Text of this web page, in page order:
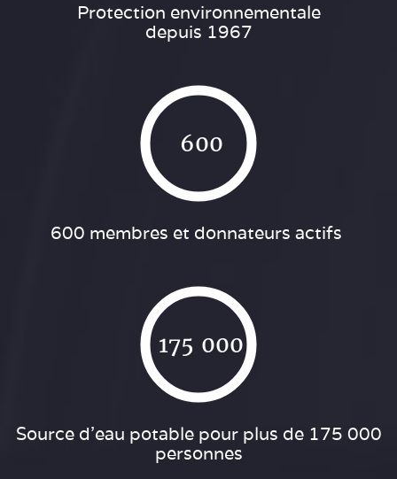
Protection environnementale
depuis 1967
600
600 membres et donnateurs actifs
175 000
Source d'eau potable pour plus de 175 000
personnes